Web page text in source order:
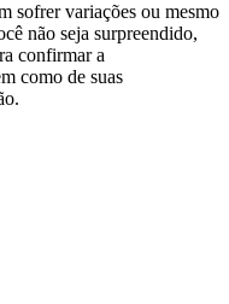
sofrer variações ou mesmo
não seja surpreendido,
confirmar a
como de suas